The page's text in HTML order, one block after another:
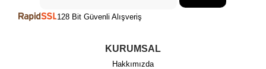
128 Bit Güvenli Alışveriş
KURUMSAL
Hakkımızda